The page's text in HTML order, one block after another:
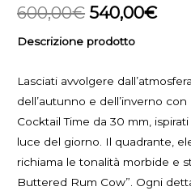
600,00€
600,00€.
540,00€
Descrizione prodotto
Lasciati avvolgere
dell’autunno e dell’inverno
Cocktail Time da 30 mm,
luce del giorno. Il quadrante,
richiama le tonalità morbide e
Buttered Rum Cow”. Ogni
quantità